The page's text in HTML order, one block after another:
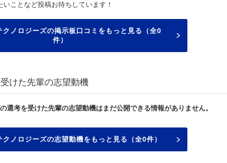
ことなど投稿お待ちしています！
クノロジーズの掲示板口コミをもっと見る（全0
件）
けた先輩の志望動機
選考を受けた先輩の志望動機はまだ公開できる情報がありません。
クノロジーズの志望動機をもっと見る（全0件）